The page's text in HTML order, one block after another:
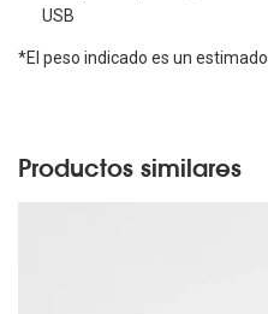
USB
*El peso indicado es un estimado.
Productos similares